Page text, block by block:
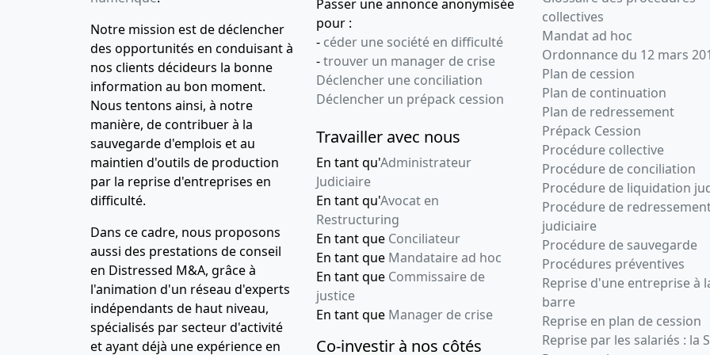
Modification(s)
statutaire(s) ,
Nomination de
président
27-03-2003
Procès-verbal
d'assemblée
générale mixte,
Procès-verbal du
d'administration,
Statuts mis à jour
Changement(s)
d'administrateur(s) , DE
31/12 - AU 30/09 ,
Refonte des statuts ,
Mise en harmonie des
statuts , Changement
de président directeur
Notre mission est de déclencher
des opportunités en conduisant à
nos clients décideurs la bonne
information au bon moment.
Nous tentons ainsi, à notre
manière, de contribuer à la
sauvegarde d'emplois et au
maintien d'outils de production
par la reprise d'entreprises en
difficulté.
Dans ce cadre, nous proposons
aussi des prestations de conseil
en Distressed M&A, grâce à
l'animation d'un réseau d'experts
indépendants de haut niveau,
spécialisés par secteur d'activité
et ayant déjà une expérience en
Passer une annonce anonymisée
pour :
- céder une société en difficulté
-trouver un manager de crise
Déclencher une conciliation
Déclencher un prépack cession
Travailler avec nous
En tant qu'Administrateur
Judiciaire
En tant qu'Avocat en
Restructuring
En tant que Conciliateur
En tant que Mandataire ad hoc
En tant que Commissaire de
justice
En tant que Manager de crise
Co-investir à nos côtés
collectives
Mandat ad hoc
Ordonnance du 12 mars
Plan de cession
Plan de continuation
Plan de redressement
Prépack Cession
Procédure collective
Procédure de conciliation
Procédure de liquidation
Procédure de
judiciaire
Procédure de sauvegarde
Procédures préventives
Reprise d'une entreprise à
barre
Reprise en plan de cession
Reprise par les salariés : la